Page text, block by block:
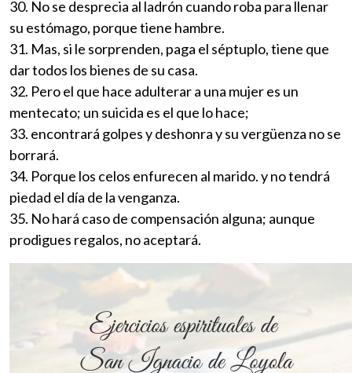
30. No se desprecia al ladrón cuando roba para llenar
su estómago, porque tiene hambre.
31. Mas, si le sorprenden, paga el séptuplo, tiene que
dar todos los bienes de su casa.
32. Pero el que hace adulterar a una mujer es un
mentecato; un suicida es el que lo hace;
33. encontrará golpes y deshonra y su vergüenza no se
borrará.
34. Porque los celos enfurecen al marido. y no tendrá
piedad el día de la venganza.
35. No hará caso de compensación alguna; aunque
prodigues regalos, no aceptará.